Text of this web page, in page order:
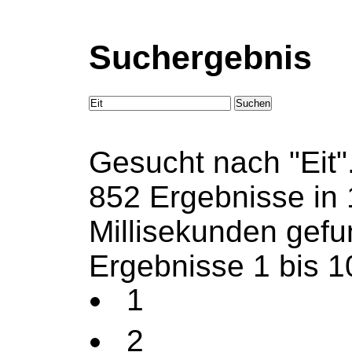
Suchergebnis
Suchen
Gesucht nach
852 Ergebnisse in
Millisekunden
Ergebnisse 1 bis
1
2